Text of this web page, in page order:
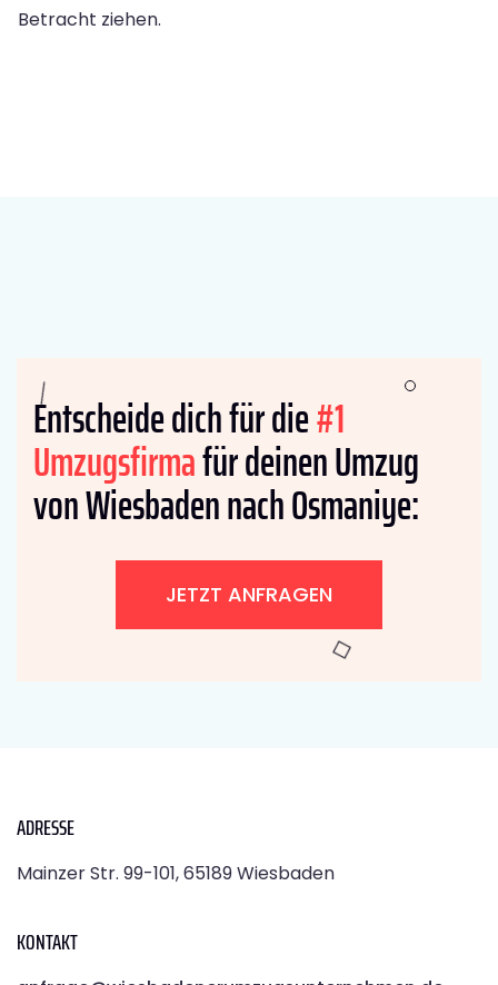
Betracht ziehen.
Entscheide dich für die#1
Umzugsfirmafür deinen Umzug
von Wiesbaden nach Osmaniye:
JETZT ANFRAGEN
ADRESSE
Mainzer Str. 99-101, 65189 Wiesbaden
KONTAKT